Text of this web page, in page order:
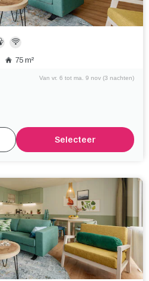
75 m²
Van vr. 6 tot ma. 9 nov (3 nachten)
Selecteer